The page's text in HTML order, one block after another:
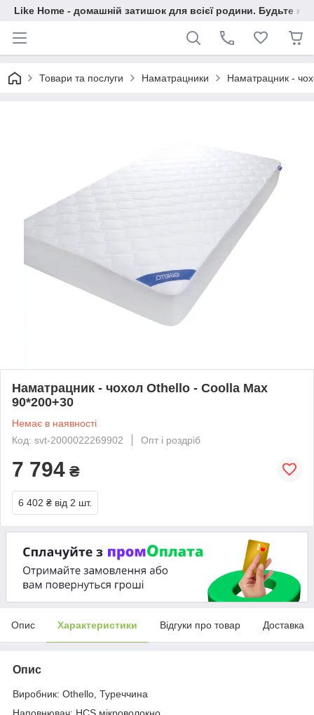
Like Home - домашній затишок для всієї родини. Будьте як
Товари та послуги Наматрацники Наматрацник -
Наматрацник - чохол Othello - Coolla Max
90*200+30
Немає в наявності
Код: svt-2000022269902
Опт і роздріб
7 794 ₴
6 402 ₴ від 2 шт.
Опис Характеристики Відгуки про товар Доставка
Опис
Виробник: Othello, Туреччина